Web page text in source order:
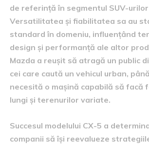
de referință în segmentul SUV-
Versatilitatea și fiabilitatea sa au
standard în domeniu, influențând
design și performanță ale altor
Mazda a reușit să atragă un public
cei care caută un vehicul urban,
necesită o mașină capabilă să facă
lungi și terenurilor variate.
Succesul modelului CX-5 a
companii să își reevalueze